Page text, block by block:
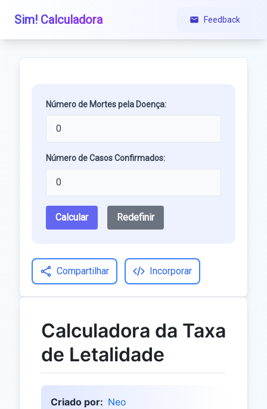
Sim! Calculadora Feedback
Número de Mortes pela Doença:
Número de Casos Confirmados:
Calcular Redefinir
Compartilhar Incorporar
Calculadora da Taxa
de Letalidade
Criado por: Neo